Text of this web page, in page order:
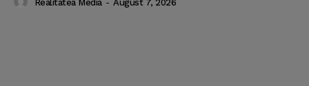
Realitatea Media - August 7, 2026